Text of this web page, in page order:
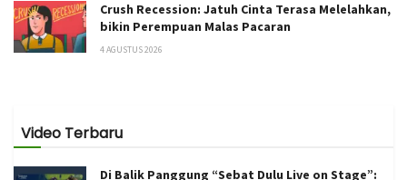
Crush Recession: Jatuh Cinta Terasa Melelahkan,
bikin Perempuan Malas Pacaran
4 AGUSTUS 2026
Video Terbaru
Di Balik Panggung “Sebat Dulu Live on Stage”: